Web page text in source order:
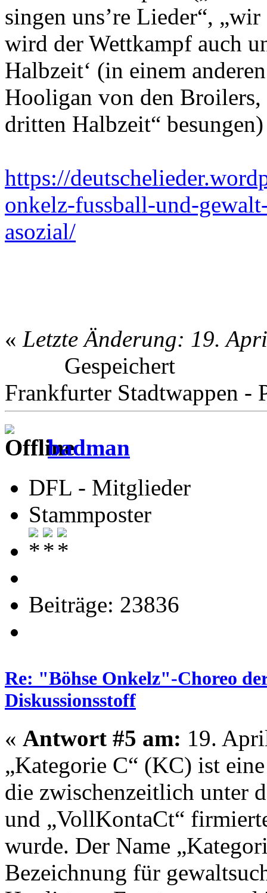
singen uns’re Lieder“,
wird der Wettkampf auch
Halbzeit‘ (in einem
Hooligan von den
dritten Halbzeit“
https://
onkelz-fussball-und-
asozial/
« Letzte Änderung: 19.
Gespeichert
Frankfurter Stadtwappen -
badman
DFL - Mitglieder
Stammposter
Beiträge: 23836
Re: "Böhse Onkelz"-Choreo
Diskussionsstoff
« Antwort #5 am: 19.
„Kategorie C“ (KC) ist
die zwischenzeitlich unter
und „VollKontaCt“
wurde. Der Name
Bezeichnung für